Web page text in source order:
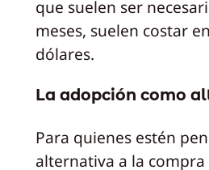
que suelen ser
meses, suelen costar
dólares.
La adopción como
Para quienes estén
alternativa a la